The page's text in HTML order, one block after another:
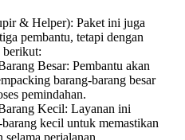
& Helper): Paket ini juga
pembantu, tetapi dengan
berikut:
Besar: Pembantu akan
barang-barang besar
pemindahan.
Kecil: Layanan ini
kecil untuk memastikan
selama perjalanan.